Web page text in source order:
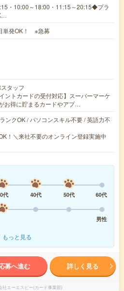
・10:00～18:00・11:15～20:15◆プラ
単発OK！ ※急募
タッフ
ントカードの受付対応】スーパーマーケ
お得に貯まるカードやアプ…
ンクOK / パソコンスキル不要 / 英語力不
！＼来社不要のオンライン登録実施中
代 40代 50代
60代
男性
もっと見る
募へ進む 詳しく見る
社エーエスピー(カード事業部)